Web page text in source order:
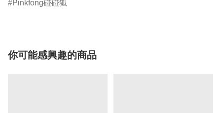
Pinkfong碰碰狐
你可能感興趣的商品